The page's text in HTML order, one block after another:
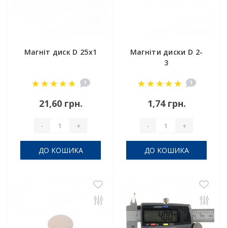
Магніт диск D 25x1
1
21,60 грн.
- +
ДО КОШИКА
Магніти диски D 2-
3
1
1,74 грн.
- +
ДО КОШИКА